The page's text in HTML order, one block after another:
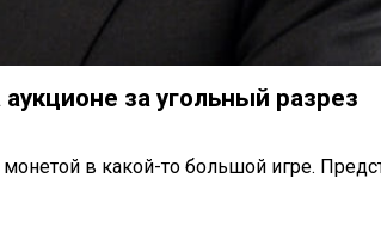
аукционе за угольный разрез
в какой-то большой игре.